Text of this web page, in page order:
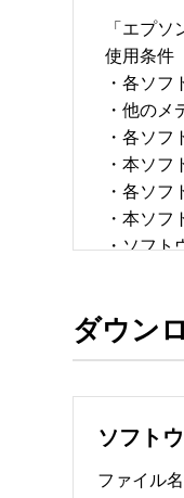
「エプ
使用条件
・各ソ
・他のメ
・各ソフ
・本ソ
・各ソ
・本ソ
・ソフト
ソフトウ
ソフトウ
・ソフト
ダウン
ソフト
ファイル